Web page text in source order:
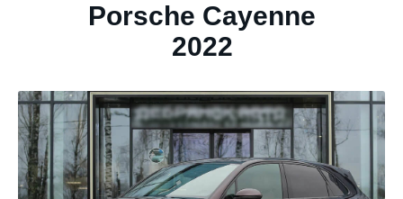
Porsche Cayenne
2022